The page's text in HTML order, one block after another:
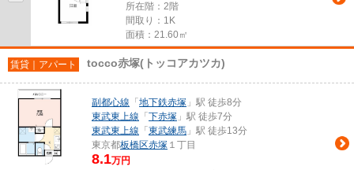
所在階：2階
間取り：1K
面積：21.60㎡
賃貸｜アパート tocco赤塚(トッコアカツカ)
副都心線 「 地下鉄赤塚 」駅 徒歩8分
東武東上線 「 下赤塚 」駅 徒歩7分
東武東上線 「 東武練馬 」駅 徒歩13分
東京都板橋区赤塚 １丁目
8.1万円